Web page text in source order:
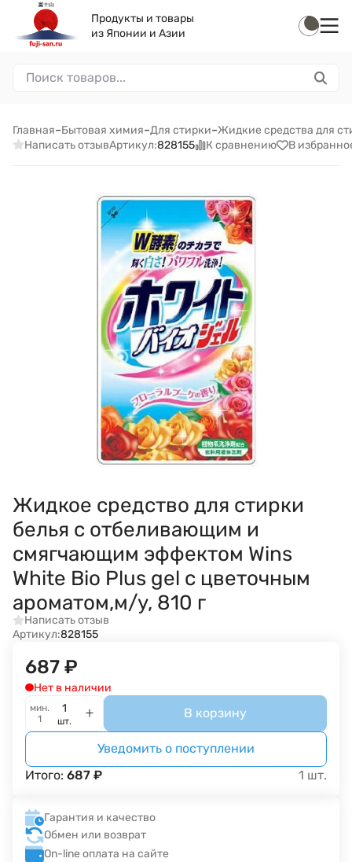
Продукты и товары
из Японии и Азии
Главная–Бытовая химия–Для стирки–Жидкие средства для
Написать отзывАртикул:828155 К сравнению В
Жидкое средство для стирки
белья с отбеливающим и
смягчающим эффектом Wins
White Bio Plus gel с цветочным
ароматом,м/у, 810 г
Написать отзыв
Артикул:828155
687 ₽
Нет в наличии
мин.
1
шт.
В корзину
Уведомить о поступлении
Итого: 687 ₽ 1 шт.
Гарантия и качество
Обмен или возврат
On-line оплата на сайте